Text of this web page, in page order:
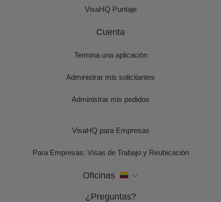
VisaHQ Puntaje
Cuenta
Termina una aplicación
Administrar mis solicitantes
Administrar mis pedidos
VisaHQ para Empresas
Para Empresas: Visas de Trabajo y Reubicación
Oficinas
¿Preguntas?